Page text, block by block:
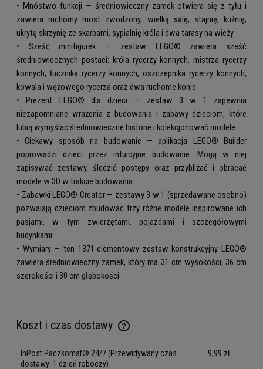
• Mnóstwo funkcji — średniowieczny zamek otwiera się z tyłu i
zawiera ruchomy most zwodzony, wielką salę, stajnię, kuźnię,
ukrytą skrzynię ze skarbami, sypialnię króla i dwa tarasy na wieży
• Sześć minifigurek — zestaw LEGO® zawiera sześć
średniowiecznych postaci: króla rycerzy konnych, mistrza rycerzy
konnych, łucznika rycerzy konnych, oszczepnika rycerzy konnych,
kowala i wężowego rycerza oraz dwa ruchome konie
• Prezent LEGO® dla dzieci — zestaw 3 w 1 zapewnia
niezapomniane wrażenia z budowania i zabawy dzieciom, które
lubią wymyślać średniowieczne historie i kolekcjonować modele
• Ciekawy sposób na budowanie — aplikacja LEGO® Builder
poprowadzi dzieci przez intuicyjne budowanie. Mogą w niej
zapisywać zestawy, śledzić postępy oraz przybliżać i obracać
modele w 3D w trakcie budowania
• Zabawki LEGO® Creator — zestawy 3 w 1 (sprzedawane osobno)
pozwalają dzieciom zbudować trzy różne modele inspirowane ich
pasjami, w tym zwierzętami, pojazdami i szczegółowymi
budynkami
• Wymiary — ten 1371-elementowy zestaw konstrukcyjny LEGO®
zawiera średniowieczny zamek, który ma 31 cm wysokości, 36 cm
szerokości i 30 cm głębokości
Koszt i czas dostawy
Cena nie zawiera ewentualnych kosztów płatności
InPost Paczkomat® 24/7 (Przewidywany czas
dostawy: 1 dzień roboczy)
9,99 zł